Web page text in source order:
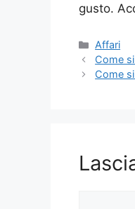
gusto.
Categorie
Affari
Come
Come